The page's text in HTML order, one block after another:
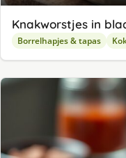
Knakworstjes in
Borrelhapjes & tapas